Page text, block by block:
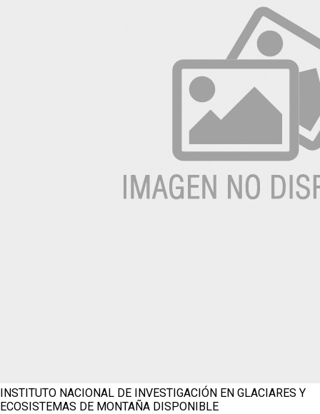
INSTITUTO NACIONAL DE INVESTIGACIÓN EN GLACIARES Y
ECOSISTEMAS DE MONTAÑA DISPONIBLE